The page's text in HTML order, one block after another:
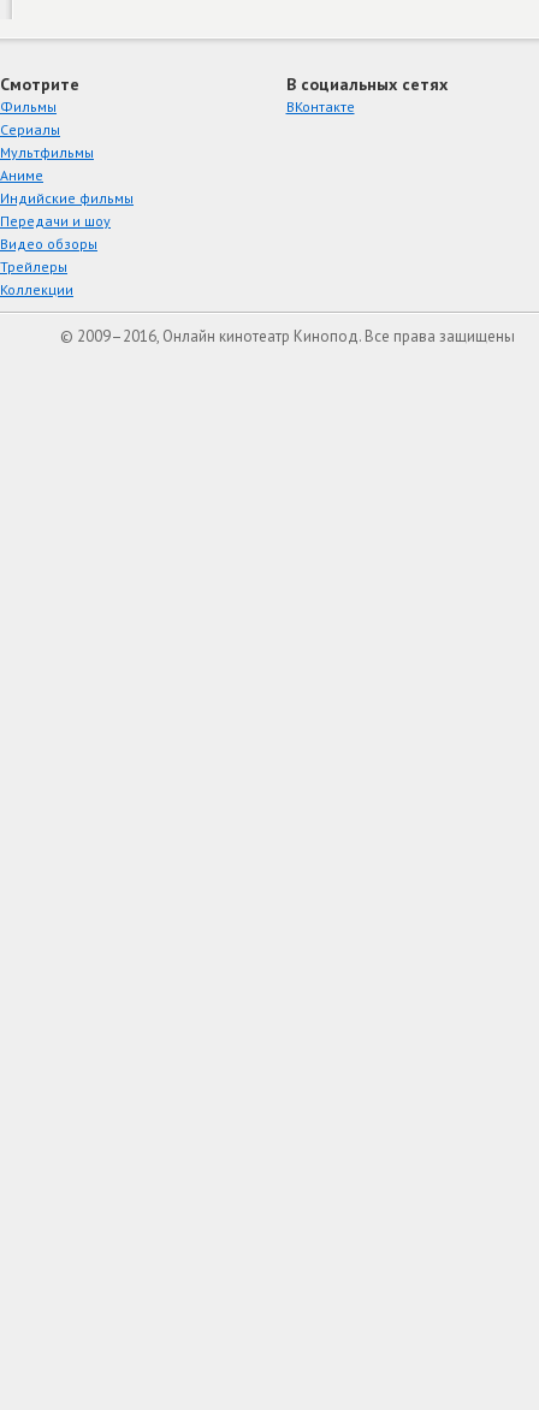
Смотрите
Фильмы
Сериалы
Мультфильмы
Аниме
Индийские фильмы
Передачи и шоу
Видео обзоры
Трейлеры
Коллекции
В социальных сетях
ВКонтакте
© 2009–2016, Онлайн кинотеатр Кинопод. Все права защищены